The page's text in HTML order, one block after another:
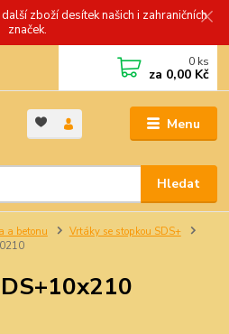
zboží desítek našich i zahraničních
značek.
Menu
Hledat
0 ks
za 0,00 Kč
a betonu
Vrtáky se stopkou SDS+